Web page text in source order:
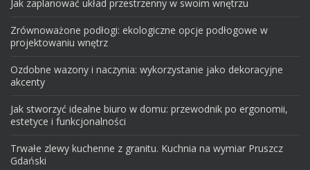
Jak zaplanować układ przestrzenny w swoim wnętrzu
Zrównoważone podłogi: ekologiczne opcje podłogowe w
projektowaniu wnętrz
Ozdobne wazony i naczynia: wykorzystanie jako dekoracyjne
akcenty
Jak stworzyć idealne biuro w domu: przewodnik po ergonomii,
estetyce i funkcjonalności
Trwałe zlewy kuchenne z granitu. Kuchnia na wymiar Pruszcz
Gdański